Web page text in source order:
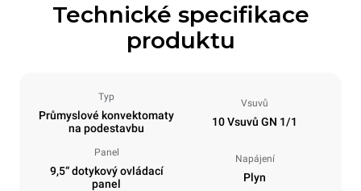
Technické specifikace
produktu
Typ
Průmyslové konvektomaty
na podestavbu
Vsuvů
10 Vsuvů GN 1/1
Panel
9,5“ dotykový ovládací
panel
Napájení
Plyn